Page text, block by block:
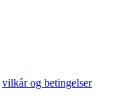
vilkår og betingelser